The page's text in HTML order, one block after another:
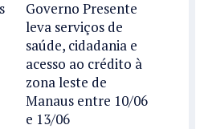
Governo Presente
leva serviços de
saúde, cidadania e
acesso ao crédito à
zona leste de
Manaus entre 10/06
e 13/06